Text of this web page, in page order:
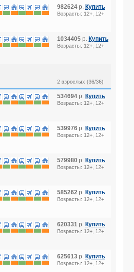
982624 р. Купить
Возрасты: 12+, 12+
1034405 р. Купить
Возрасты: 12+, 12+
2 взрослых (36/36)
534694 р. Купить
Возрасты: 12+, 12+
539976 р. Купить
Возрасты: 12+, 12+
579980 р. Купить
Возрасты: 12+, 12+
585262 р. Купить
Возрасты: 12+, 12+
620331 р. Купить
Возрасты: 12+, 12+
625613 р. Купить
Возрасты: 12+, 12+